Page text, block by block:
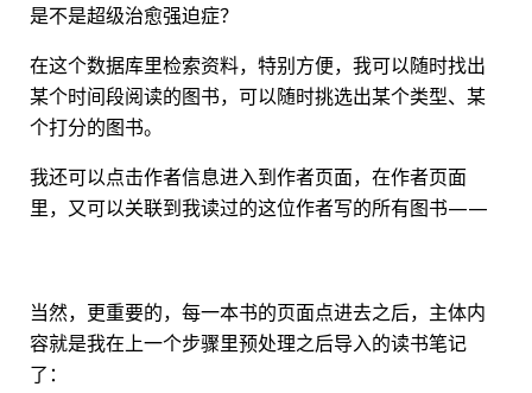
是不是超级治愈强迫症？
在这个数据库里检索资料，特别方便，我可以随时找出
某个时间段阅读的图书，可以随时挑选出某个类型、某
个打分的图书。
我还可以点击作者信息进入到作者页面，在作者页面
里，又可以关联到我读过的这位作者写的所有图书——
当然，更重要的，每一本书的页面点进去之后，主体内
容就是我在上一个步骤里预处理之后导入的读书笔记
了：